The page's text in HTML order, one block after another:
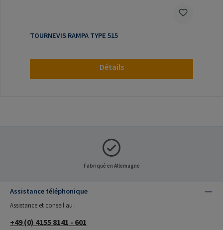
TOURNEVIS RAMPA TYPE 515
Détails
Fabriqué en Allemagne
Assistance téléphonique
Assistance et conseil au :
+49 (0) 4155 8141 - 601